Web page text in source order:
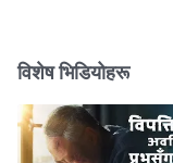
विशेष भिडियोहरू